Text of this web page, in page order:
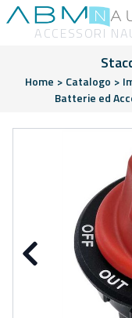
Abm
ACCESSORI
Home > Catalogo >
Batterie ed